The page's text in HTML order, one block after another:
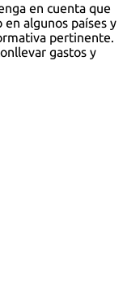
en cuenta que
algunos países y
pertinente.
gastos y